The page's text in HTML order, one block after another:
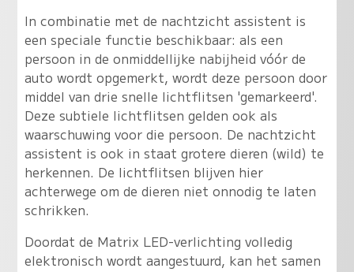
In combinatie met de nachtzicht assistent is
een speciale functie beschikbaar: als een
persoon in de onmiddellijke nabijheid vóór de
auto wordt opgemerkt, wordt deze persoon door
middel van drie snelle lichtflitsen 'gemarkeerd'.
Deze subtiele lichtflitsen gelden ook als
waarschuwing voor die persoon. De nachtzicht
assistent is ook in staat grotere dieren (wild) te
herkennen. De lichtflitsen blijven hier
achterwege om de dieren niet onnodig te laten
schrikken.
Doordat de Matrix LED-verlichting volledig
elektronisch wordt aangestuurd, kan het samen